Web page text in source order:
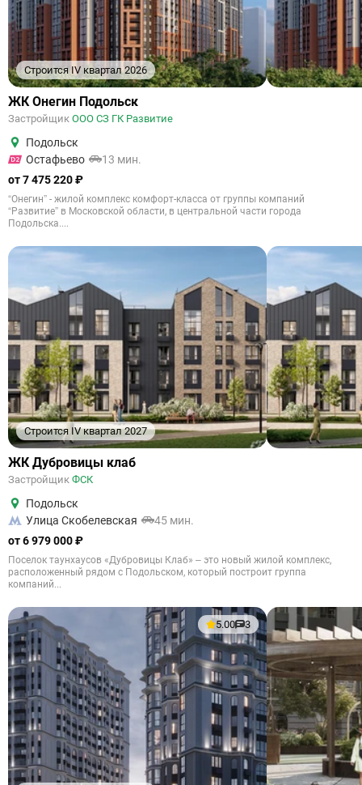
Строится IV квартал 2026
ЖК Онегин Подольск
Застройщик ООО СЗ ГК Развитие
Подольск
Остафьево
13 мин.
от 7 475 220 ₽
“Онегин” - жилой комплекс комфорт-класса от группы компаний
“Развитие” в Московской области, в центральной части города
Подольска....
Строится IV квартал 2027
ЖК Дубровицы клаб
Застройщик ФСК
Подольск
Улица Скобелевская
45 мин.
от 6 979 000 ₽
Поселок таунхаусов «Дубровицы Клаб» – это новый жилой комплекс,
расположенный рядом с Подольском, который построит группа
компаний...
5.00 3